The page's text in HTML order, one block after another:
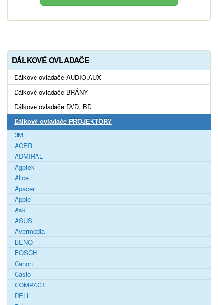
DÁLKOVÉ OVLADAČE
Dálkové ovladače AUDIO,AUX
Dálkové ovladače BRÁNY
Dálkové ovladače DVD, BD
Dálkové ovladače PROJEKTORY
3M
ACER
ADMIRAL
Agptek
Alice
Apacer
Apple
Ask
ASUS
Avermedia
BENQ
BOSCH
Canon
Casio
COMPACT
DELL